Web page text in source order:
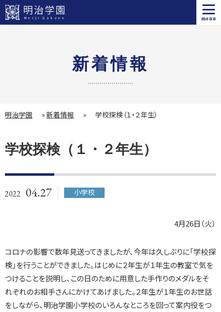
menu
新着情報
明治学園 »新着情報 » 学校探検（１・２年生）
学校探検（１・２年生）
2022 04.27 小学校
4月26日（火）
コロナの影響で数年見送ってきましたが、今年は久しぶりに「学校探
検」を行うことができました。はじめに２年生が１年生の教室で気を
つけることを説明し、この日のために用意した手作りのメダルをそ
れぞれのお相手さんにかけてあげました。２年生が１年生のお世話
をしながら、明治学園小学校のいろんなところを回って案内役をつ